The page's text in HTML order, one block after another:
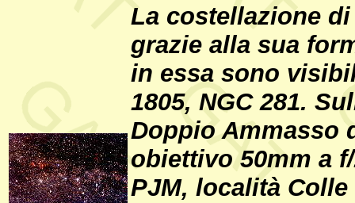
La costellazione
grazie alla sua
in essa sono
1805, NGC 281.
Doppio Ammasso
obiettivo 50mm a
PJM, località